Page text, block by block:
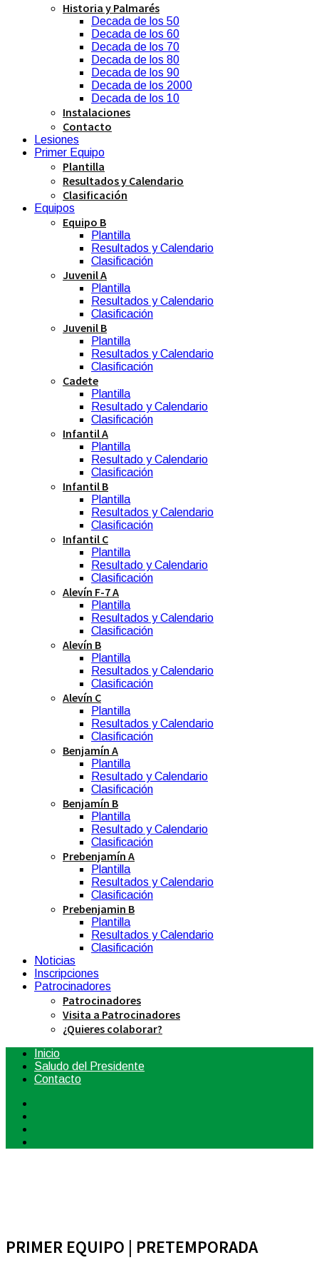
Historia y Palmarés
Decada de los 50
Decada de los 60
Decada de los 70
Decada de los 80
Decada de los 90
Decada de los 2000
Decada de los 10
Instalaciones
Contacto
Lesiones
Primer Equipo
Plantilla
Resultados y Calendario
Clasificación
Equipos
Equipo B
Plantilla
Resultados y Calendario
Clasificación
Juvenil A
Plantilla
Resultados y Calendario
Clasificación
Juvenil B
Plantilla
Resultados y Calendario
Clasificación
Cadete
Plantilla
Resultado y Calendario
Clasificación
Infantil A
Plantilla
Resultado y Calendario
Clasificación
Infantil B
Plantilla
Resultados y Calendario
Clasificación
Infantil C
Plantilla
Resultado y Calendario
Clasificación
Alevín F-7 A
Plantilla
Resultados y Calendario
Clasificación
Alevín B
Plantilla
Resultados y Calendario
Clasificación
Alevín C
Plantilla
Resultados y Calendario
Clasificación
Benjamín A
Plantilla
Resultado y Calendario
Clasificación
Benjamín B
Plantilla
Resultado y Calendario
Clasificación
Prebenjamín A
Plantilla
Resultados y Calendario
Clasificación
Prebenjamin B
Plantilla
Resultados y Calendario
Clasificación
Noticias
Inscripciones
Patrocinadores
Patrocinadores
Visita a Patrocinadores
¿Quieres colaborar?
Inicio
Saludo del Presidente
Contacto
PRIMER EQUIPO | PRETEMPORADA